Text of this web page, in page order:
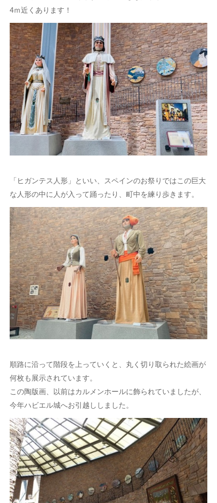
4ｍ近くあります！
「ヒガンテス人形」といい、スペインのお祭りではこの巨大
な人形の中に人が入って踊ったり、町中を練り歩きます。
順路に沿って階段を上っていくと、丸く切り取られた絵画が
何枚も展示されています。
この陶版画、以前はカルメンホールに飾られていましたが、
今年ハビエル城へお引越ししました。